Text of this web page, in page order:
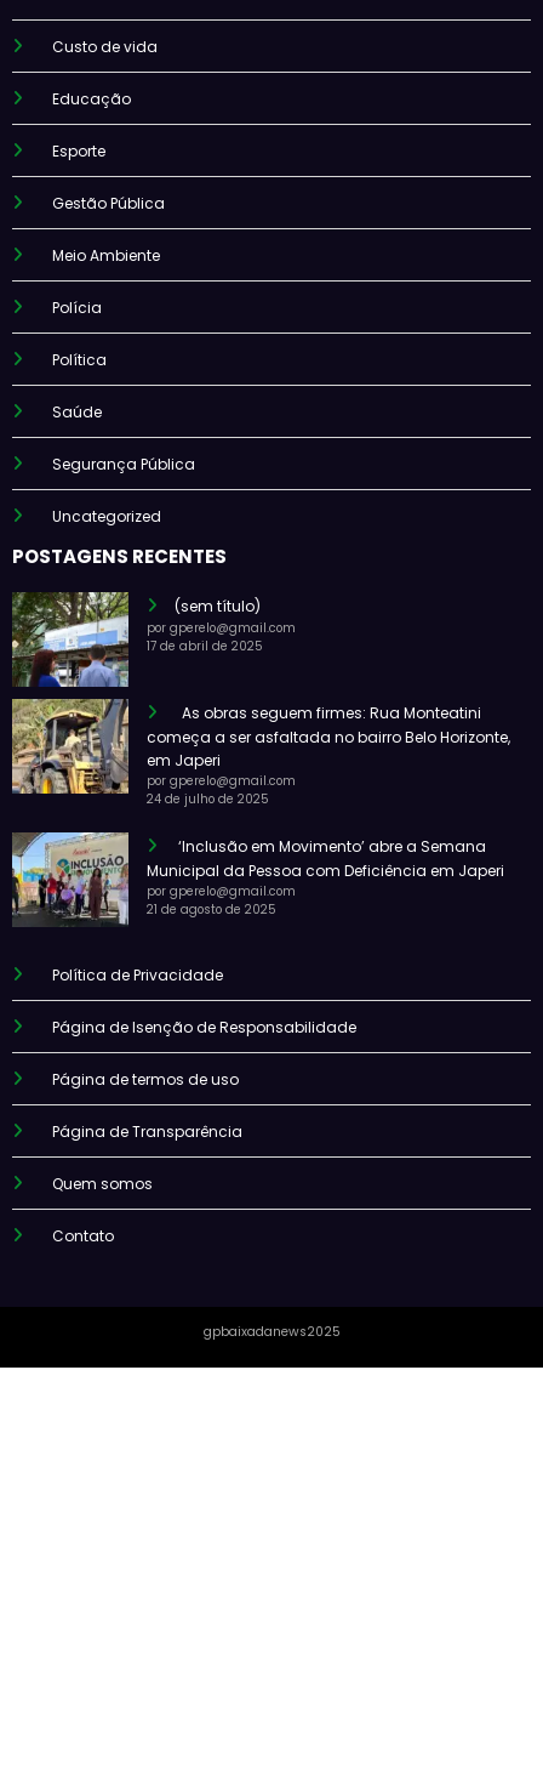
Custo de vida
Educação
Esporte
Gestão Pública
Meio Ambiente
Polícia
Política
Saúde
Segurança Pública
Uncategorized
POSTAGENS RECENTES
(sem título)
por gperelo@gmail.com
17 de abril de 2025
As obras seguem firmes: Rua Monteatini
começa a ser asfaltada no bairro Belo Horizonte,
em Japeri
por gperelo@gmail.com
24 de julho de 2025
‘Inclusão em Movimento’ abre a Semana
Municipal da Pessoa com Deficiência em Japeri
por gperelo@gmail.com
21 de agosto de 2025
Política de Privacidade
Página de Isenção de Responsabilidade
Página de termos de uso
Página de Transparência
Quem somos
Contato
gpbaixadanews2025